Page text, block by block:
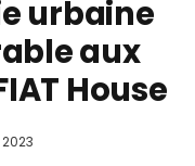
urbaine
aux
House